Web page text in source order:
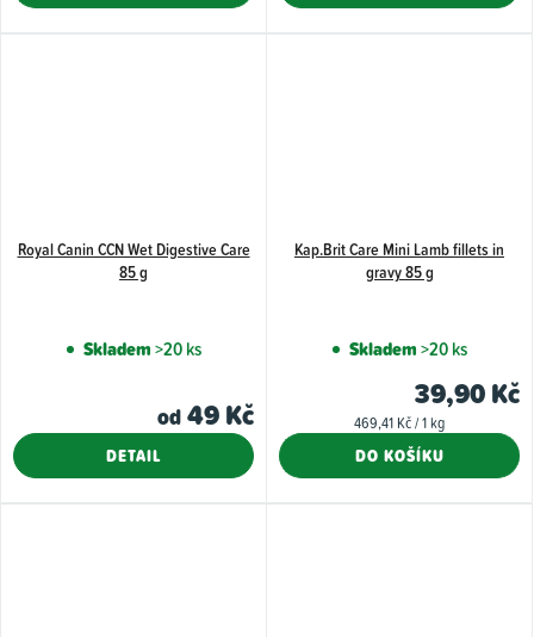
Royal Canin CCN Wet Digestive Care
85 g
Skladem>20 ks
od49 Kč
DETAIL
Kap.Brit Care Mini Lamb fillets in
gravy 85 g
Skladem>20 ks
39,90 Kč
Měrná
469,41 Kč / 1 kg
DO KOŠÍKU